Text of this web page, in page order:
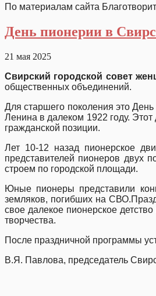
По материалам сайта
День пионерии в
21 мая 2025
Свирский городской совет
Для старшего поколения это
Ленина в далеком 1922 году.
гражданской позиции.
Лет 10-12 назад пионерское
представителей пионеров двух
строем по городской площади.
Юные пионеры представили
земляков, погибших на
свое далекое пионерское
творчества.
После праздничной программы
В.Я. Павлова, председатель